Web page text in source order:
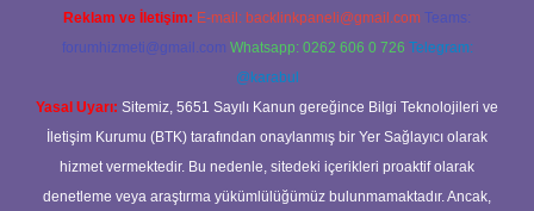
Reklam ve İletişim: E-mail: backlinkpaneli@gmail.com Teams:
forumhizmeti@gmail.com Whatsapp: 0262 606 0 726 Telegram:
@karabul
Yasal Uyarı: Sitemiz, 5651 Sayılı Kanun gereğince Bilgi Teknolojileri ve
İletişim Kurumu (BTK) tarafından onaylanmış bir Yer Sağlayıcı olarak
hizmet vermektedir. Bu nedenle, sitedeki içerikleri proaktif olarak
denetleme veya araştırma yükümlülüğümüz bulunmamaktadır. Ancak,